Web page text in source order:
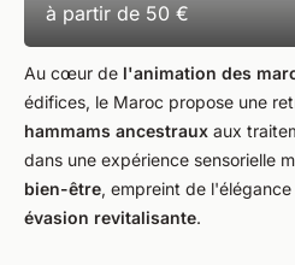
à partir de 50 €
Au cœur de l'animation des
édifices, le Maroc propose une
hammams ancestraux aux
dans une expérience sensorielle
bien-être, empreint de
évasion revitalisante.